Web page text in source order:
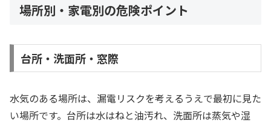
場所別・家電別の危険ポイント
台所・洗面所・窓際
水気のある場所は、漏電リスクを考えるうえで最初に見た
い場所です。台所は水はねと油汚れ、洗面所は蒸気や湿